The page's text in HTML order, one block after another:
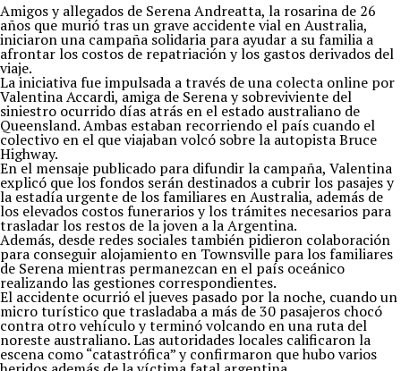
Amigos y allegados de Serena Andreatta, la rosarina de 26
años que murió tras un grave accidente vial en Australia,
iniciaron una campaña solidaria para ayudar a su familia a
afrontar los costos de repatriación y los gastos derivados del
viaje.
La iniciativa fue impulsada a través de una colecta online por
Valentina Accardi, amiga de Serena y sobreviviente del
siniestro ocurrido días atrás en el estado australiano de
Queensland. Ambas estaban recorriendo el país cuando el
colectivo en el que viajaban volcó sobre la autopista Bruce
Highway.
En el mensaje publicado para difundir la campaña, Valentina
explicó que los fondos serán destinados a cubrir los pasajes y
la estadía urgente de los familiares en Australia, además de
los elevados costos funerarios y los trámites necesarios para
trasladar los restos de la joven a la Argentina.
Además, desde redes sociales también pidieron colaboración
para conseguir alojamiento en Townsville para los familiares
de Serena mientras permanezcan en el país oceánico
realizando las gestiones correspondientes.
El accidente ocurrió el jueves pasado por la noche, cuando un
micro turístico que trasladaba a más de 30 pasajeros chocó
contra otro vehículo y terminó volcando en una ruta del
noreste australiano. Las autoridades locales calificaron la
escena como “catastrófica” y confirmaron que hubo varios